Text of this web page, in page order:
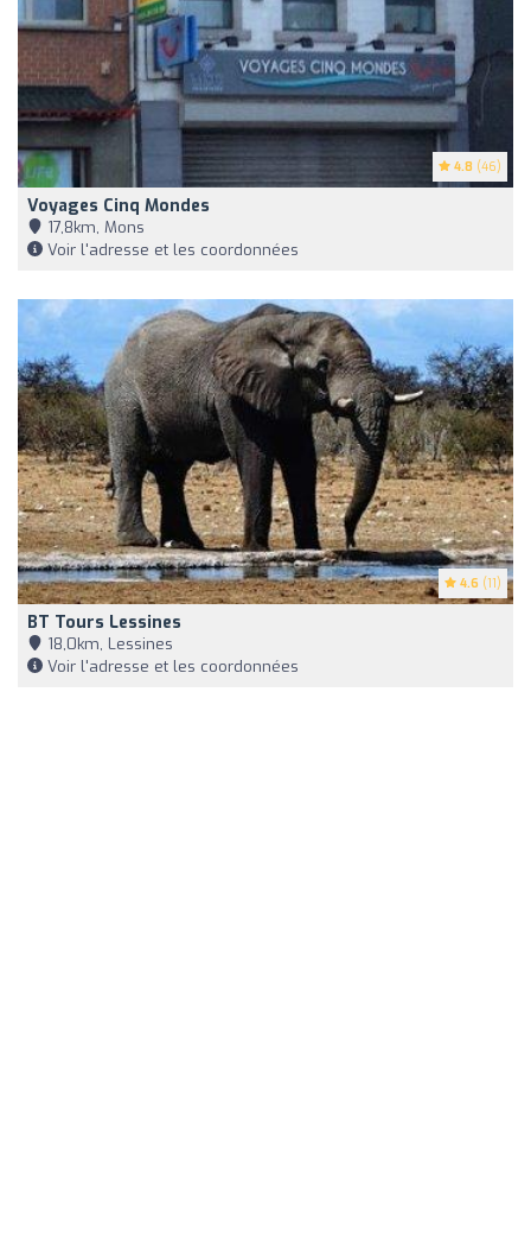
4.8 (46)
Voyages Cinq Mondes
17,8km, Mons
Voir l'adresse et les coordonnées
4.6 (11)
BT Tours Lessines
18,0km, Lessines
Voir l'adresse et les coordonnées